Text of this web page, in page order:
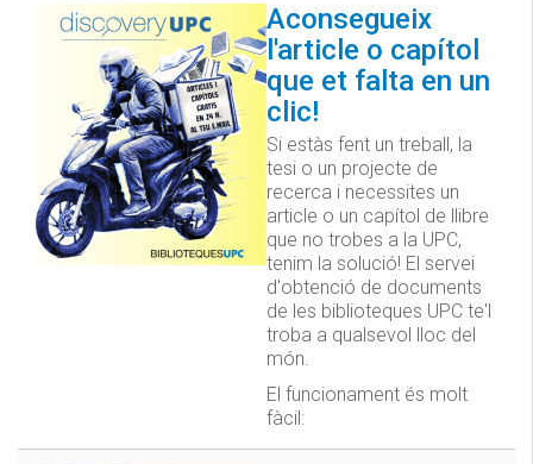
Aconsegueix
l'article o capítol
que et falta en un
clic!
Si estàs fent un treball, la
tesi o un projecte de
recerca i necessites un
article o un capítol de llibre
que no trobes a la UPC,
tenim la solució! El servei
d'obtenció de documents
de les biblioteques UPC te'l
troba a qualsevol lloc del
món.
El funcionament és molt
fàcil: